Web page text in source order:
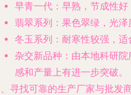
早青一代：早熟，节成性好
翡翠系列：果色翠绿，光泽
冬玉系列：耐寒性较强，适
杂交新品种：由本地科研
感和产量上有进一步突破。
寻找可靠的生产厂家与批发